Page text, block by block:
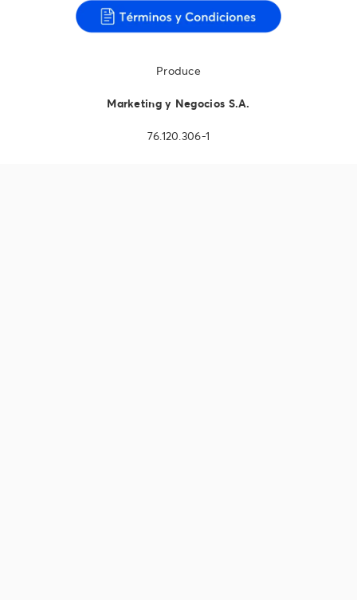
Produce
Marketing y Negocios S.A.
76.120.306-1